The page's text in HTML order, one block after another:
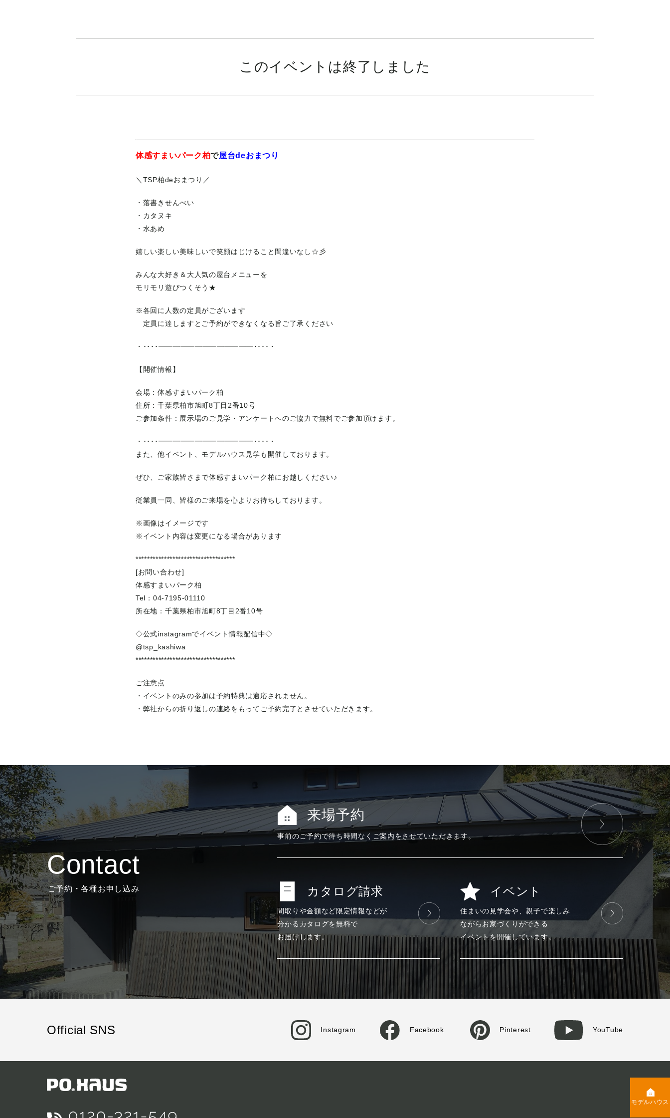
このイベントは終了しました
体感すまいパーク柏で屋台deおまつり
＼TSP柏deおまつり／
・落書きせんべい
・カタヌキ
・水あめ
嬉しい楽しい美味しいで笑顔はじけること間違いなし☆彡
みんな大好き＆大人気の屋台メニューを
モリモリ遊びつくそう★
※各回に人数の定員がございます
定員に達しますとご予約ができなくなる旨ご了承ください
・････━━━━━━━━━━━━━････・
【開催情報】
会場：体感すまいパーク柏
住所：千葉県柏市旭町8丁目2番10号
ご参加条件：展示場のご見学・アンケートへのご協力で無料でご参加頂けます。
・････━━━━━━━━━━━━━････・
また、他イベント、モデルハウス見学も開催しております。
ぜひ、ご家族皆さまで体感すまいパーク柏にお越しください♪
従業員一同、皆様のご来場を心よりお待ちしております。
※画像はイメージです
※イベント内容は変更になる場合があります
***********************************
[お問い合わせ]
体感すまいパーク柏
Tel：04-7195-01110
所在地：千葉県柏市旭町8丁目2番10号
◇公式instagramでイベント情報配信中◇
@tsp_kashiwa
***********************************
ご注意点
・イベントのみの参加は予約特典は適応されません。
・弊社からの折り返しの連絡をもってご予約完了とさせていただきます。
Contact
ご予約・各種お申し込み
来場予約
事前のご予約で待ち時間なく ご案内をさせていただきます。
カタログ請求
間取りや金額など限定情報などが
分かる カタログを無料で
お届けします。
イベント
住まいの見学会や、親子で楽しみ
ながらお家づくりができる
イベントを開催しています。
Official SNS Instagram Facebook Pinterest YouTube
モデルハウス